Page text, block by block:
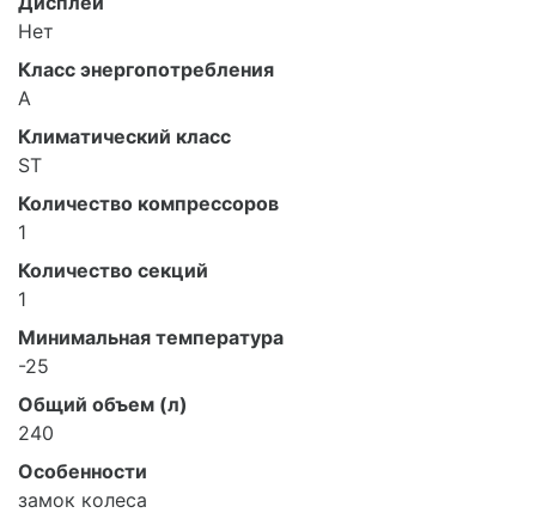
Нет
Класс энергопотребления
A
Климатический класс
ST
Количество компрессоров
1
Количество секций
1
Минимальная температура
-25
Общий объем (л)
240
Особенности
замок колеса